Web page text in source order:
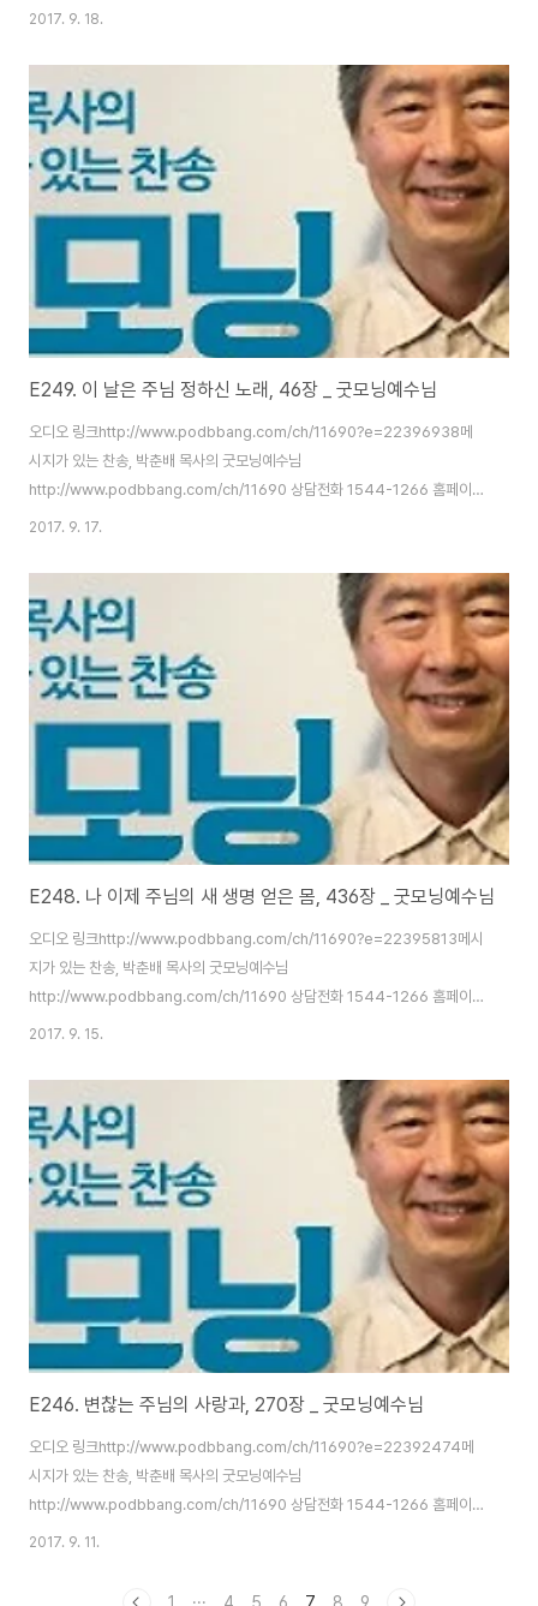
http://www.3m365.co.kr http://www.podbbang.com/ch/10588
http://www.podbbang.com/ch/11690
2017. 9. 18.
E249. 이 날은 주님 정하신 노래, 46장 _ 굿모닝예수님
오디오 링크http://www.podbbang.com/ch/11690?e=22396938메
시지가 있는 찬송, 박춘배 목사의 굿모닝예수님
http://www.podbbang.com/ch/11690 상담전화 1544-1266 홈페이지
http://www.3m365.co.kr http://www.podbbang.com/ch/10588
http://www.podbbang.com/ch/11690
2017. 9. 17.
E248. 나 이제 주님의 새 생명 얻은 몸, 436장 _ 굿모닝예수님
오디오 링크http://www.podbbang.com/ch/11690?e=22395813메시
지가 있는 찬송, 박춘배 목사의 굿모닝예수님
http://www.podbbang.com/ch/11690 상담전화 1544-1266 홈페이지
http://www.3m365.co.kr http://www.podbbang.com/ch/10588
http://www.podbbang.com/ch/11690
2017. 9. 15.
E246. 변찮는 주님의 사랑과, 270장 _ 굿모닝예수님
오디오 링크http://www.podbbang.com/ch/11690?e=22392474메
시지가 있는 찬송, 박춘배 목사의 굿모닝예수님
http://www.podbbang.com/ch/11690 상담전화 1544-1266 홈페이지
http://www.3m365.co.kr http://www.podbbang.com/ch/10588
2017. 9. 11.
1 ··· 4 5 6 7 8 9